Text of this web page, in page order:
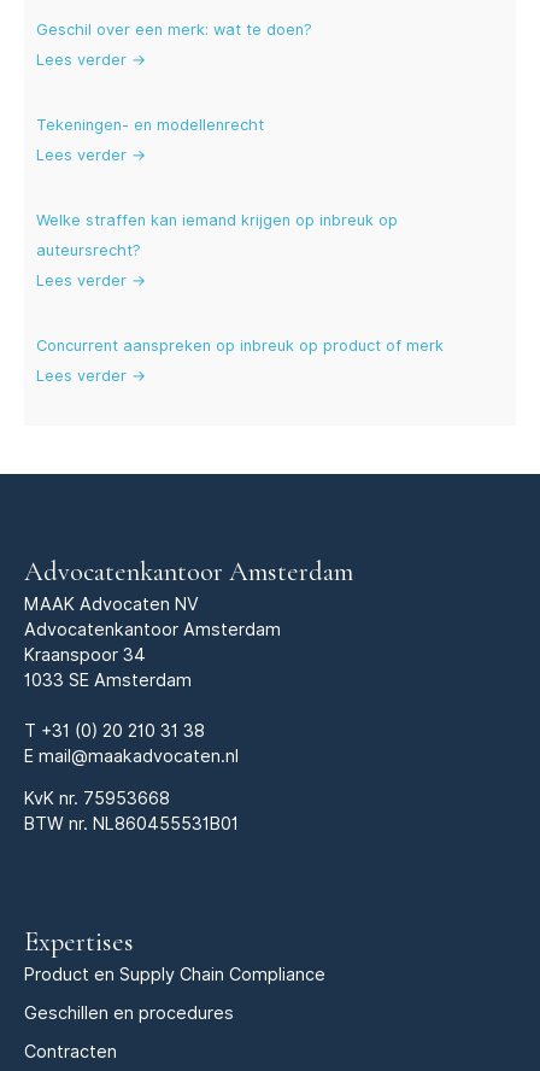
Geschil over een merk: wat te doen?
Lees verder →
Tekeningen- en modellenrecht
Lees verder →
Welke straffen kan iemand krijgen op inbreuk op
auteursrecht?
Lees verder →
Concurrent aanspreken op inbreuk op product of merk
Lees verder →
Advocatenkantoor Amsterdam
MAAK Advocaten NV
Advocatenkantoor Amsterdam
Kraanspoor 34
1033 SE Amsterdam
T +31 (0) 20 210 31 38
E mail@maakadvocaten.nl
KvK nr. 75953668
BTW nr. NL860455531B01
Expertises
Product en Supply Chain Compliance
Geschillen en procedures
Contracten